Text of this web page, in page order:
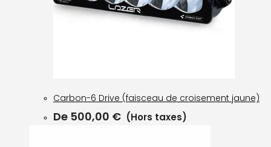
Carbon-6 Drive (faisceau de croisement jaune)
De 500,00 € (Hors taxes)